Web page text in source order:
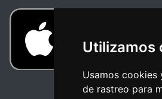
Utilizamos
Usamos cookies
de rastreo para